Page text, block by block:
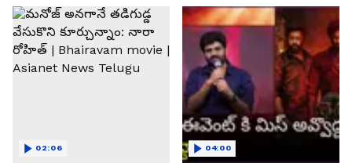
02:06 04:00